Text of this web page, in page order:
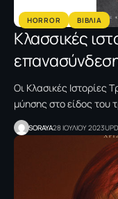
HORROR ΒΙΒΛΙΑ
Κλασσικές
Οι Κλασικές Ιστορίες
μύησης στο είδος του
SORAYA28 ΙΟΥΛΙΟΥ 2023